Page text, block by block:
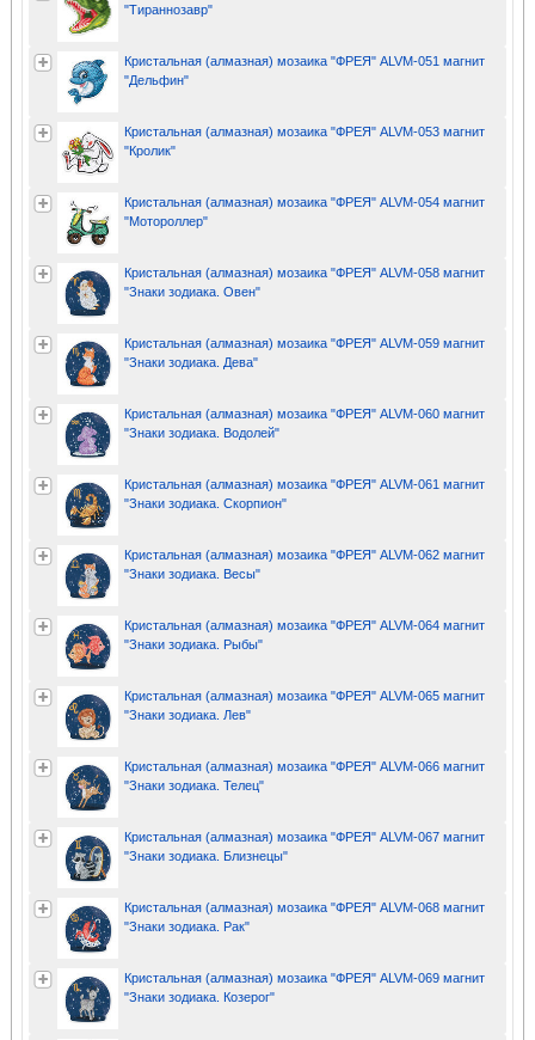
"Тираннозавр"
Кристальная (алмазная) мозаика "ФРЕЯ" ALVM-051 магнит
"Дельфин"
Кристальная (алмазная) мозаика "ФРЕЯ" ALVM-053 магнит
"Кролик"
Кристальная (алмазная) мозаика "ФРЕЯ" ALVM-054 магнит
"Мотороллер"
Кристальная (алмазная) мозаика "ФРЕЯ" ALVM-058 магнит
"Знаки зодиака. Овен"
Кристальная (алмазная) мозаика "ФРЕЯ" ALVM-059 магнит
"Знаки зодиака. Дева"
Кристальная (алмазная) мозаика "ФРЕЯ" ALVM-060 магнит
"Знаки зодиака. Водолей"
Кристальная (алмазная) мозаика "ФРЕЯ" ALVM-061 магнит
"Знаки зодиака. Скорпион"
Кристальная (алмазная) мозаика "ФРЕЯ" ALVM-062 магнит
"Знаки зодиака. Весы"
Кристальная (алмазная) мозаика "ФРЕЯ" ALVM-064 магнит
"Знаки зодиака. Рыбы"
Кристальная (алмазная) мозаика "ФРЕЯ" ALVM-065 магнит
"Знаки зодиака. Лев"
Кристальная (алмазная) мозаика "ФРЕЯ" ALVM-066 магнит
"Знаки зодиака. Телец"
Кристальная (алмазная) мозаика "ФРЕЯ" ALVM-067 магнит
"Знаки зодиака. Близнецы"
Кристальная (алмазная) мозаика "ФРЕЯ" ALVM-068 магнит
"Знаки зодиака. Рак"
Кристальная (алмазная) мозаика "ФРЕЯ" ALVM-069 магнит
"Знаки зодиака. Козерог"